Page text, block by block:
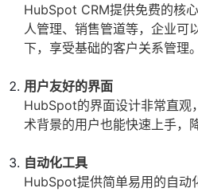
HubSpot CRM提供免费的核
人管理、销售管道等，企业可
下，享受基础的客户关系管理。
用户友好的界面
HubSpot的界面设计非常直观
术背景的用户也能快速上手，
自动化工具
HubSpot提供简单易用的自动